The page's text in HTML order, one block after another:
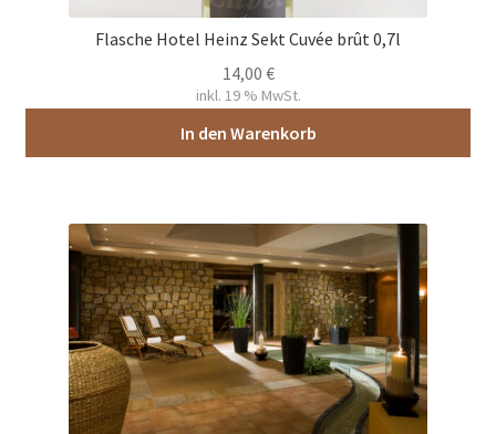
Flasche Hotel Heinz Sekt Cuvée brût 0,7l
14,00 €
inkl. 19 % MwSt.
In den Warenkorb